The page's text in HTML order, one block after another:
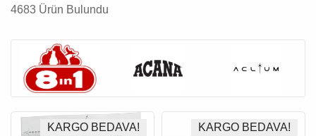
4683 Ürün Bulundu
KARGO BEDAVA! KARGO BEDAVA!